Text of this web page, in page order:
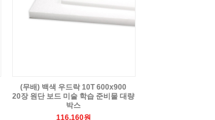
(무배) 백색 우드락 10T 600x900
20장 원단 보드 미술 학습 준비물 대량
박스
116,160원